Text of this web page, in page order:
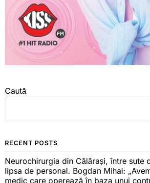
Caută
RECENT POSTS
Neurochirurgia din Călărași, între sute
lipsa de personal. Bogdan Mihai:
medic care operează în baza unui